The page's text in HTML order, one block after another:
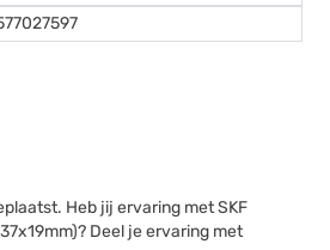
Heb jij ervaring met SKF
Deel je ervaring met